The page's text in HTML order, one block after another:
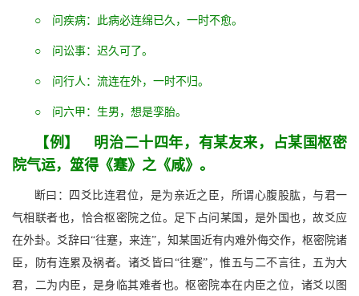
○ 问疾病：此病必连绵已久，一时不愈。
○ 问讼事：迟久可了。
○ 问行人：流连在外，一时不归。
○ 问六甲：生男，想是孪胎。
【例】 明治二十四年，有某友来，占某国枢密
院气运，筮得《蹇》之《咸》。
断曰：四爻比连君位，是为亲近之臣，所谓心腹股肱，与君一
气相联者也，恰合枢密院之位。足下占问某国，是外国也，故爻应
在外卦。爻辞曰“往蹇，来连”，知某国近有内难外侮交作，枢密院诸
臣，防有连累及祸者。诸爻皆曰“往蹇”，惟五与二不言往，五为大
君，二为内臣，是身临其难者也。枢密院本在内臣之位，诸爻以图